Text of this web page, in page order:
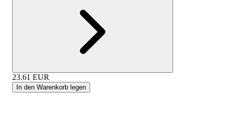
23.61 EUR
In den Warenkorb legen